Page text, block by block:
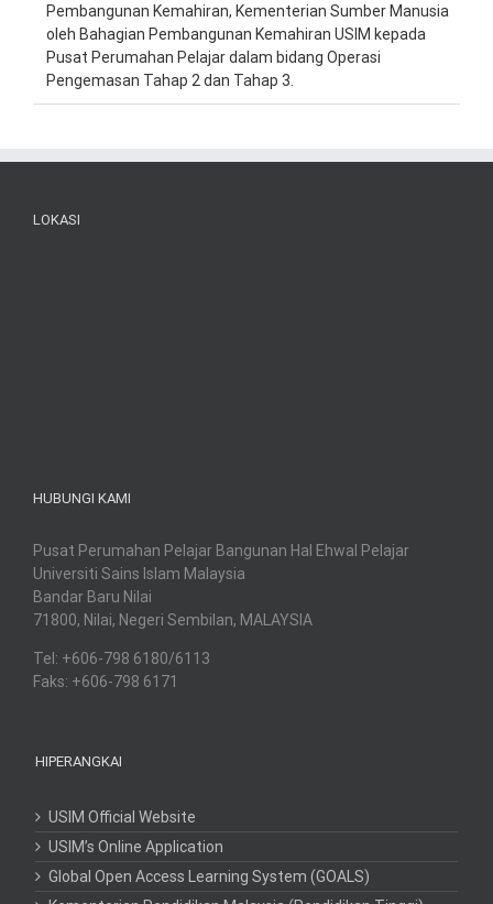
Pembangunan Kemahiran, Kementerian Sumber Manusia
oleh Bahagian Pembangunan Kemahiran USIM kepada
Pusat Perumahan Pelajar dalam bidang Operasi
Pengemasan Tahap 2 dan Tahap 3.
LOKASI
HUBUNGI KAMI
Pusat Perumahan Pelajar Bangunan Hal Ehwal Pelajar
Universiti Sains Islam Malaysia
Bandar Baru Nilai
71800, Nilai, Negeri Sembilan, MALAYSIA
Tel: +606-798 6180/6113
Faks: +606-798 6171
HIPERANGKAI
USIM Official Website
USIM’s Online Application
Global Open Access Learning System (GOALS)